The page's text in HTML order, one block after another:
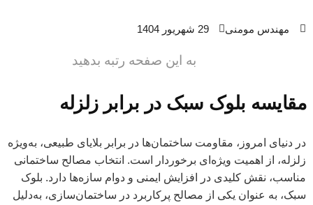
مهندس مومنی 29 شهریور 1404
به این صفحه رتبه بدهید
مقایسه بلوک سبک در برابر زلزله
در دنیای امروز، مقاومت ساختمان‌ها در برابر بلایای طبیعی، به‌ویژه
زلزله، از اهمیت ویژه‌ای برخوردار است. انتخاب مصالح ساختمانی
مناسب، نقش کلیدی در افزایش ایمنی و دوام سازه‌ها دارد. بلوک
سبک، به عنوان یکی از مصالح پرکاربرد در ساختمان‌سازی، به‌دلیل